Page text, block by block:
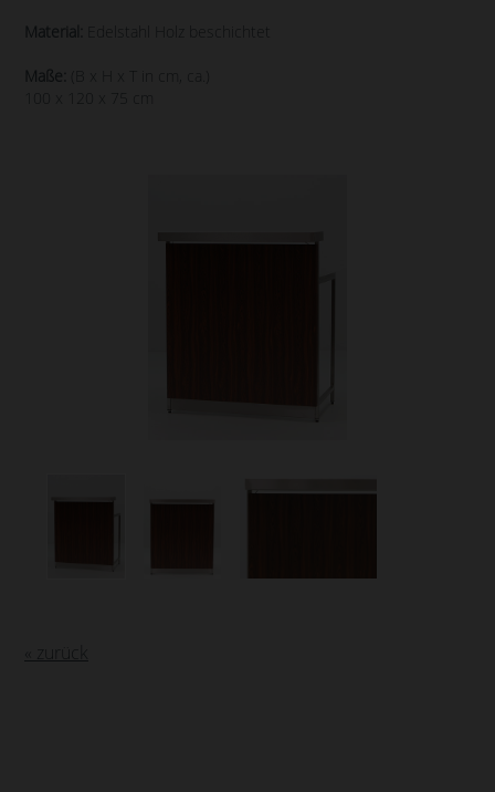
Material: Edelstahl Holz beschichtet
Maße:
(B x H x T in cm, ca.)
100 x 120 x 75 cm
« zurück